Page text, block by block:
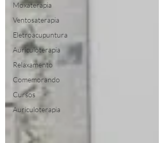
Moxaterapia
Ventosaterapia
Eletroacupuntura
Auriculoterapia
Relaxamento
Comemorando
Cursos
Auriculoterapia